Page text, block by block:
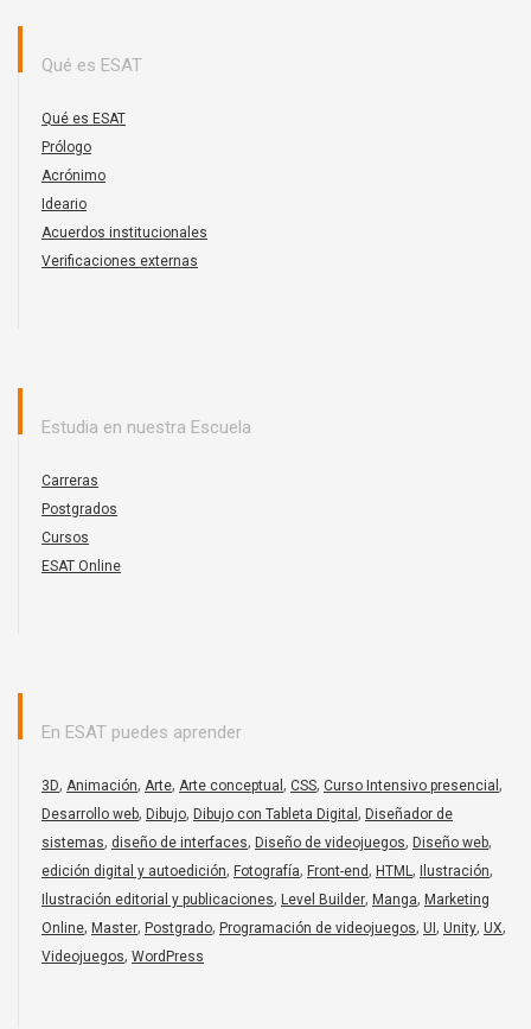
Qué es ESAT
Qué es ESAT
Prólogo
Acrónimo
Ideario
Acuerdos institucionales
Verificaciones externas
Estudia en nuestra Escuela
Carreras
Postgrados
Cursos
ESAT Online
En ESAT puedes aprender
3D, Animación, Arte, Arte conceptual , CSS, Curso Intensivo presencial ,
Desarrollo web, Dibujo, Dibujo con Tableta Digital , Diseñador de
sistemas, diseño de interfaces, Diseño de videojuegos, Diseño web,
edición digital y autoedición, Fotografía, Front-end, HTML, Ilustración,
Ilustración editorial y publicaciones, Level Builder, Manga, Marketing
Online, Master, Postgrado, Programación de videojuegos, UI , Unity, UX,
Videojuegos, WordPress